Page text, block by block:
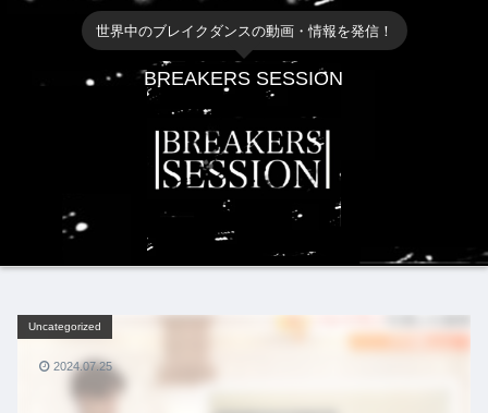
世界中のブレイクダンスの動画・情報を発信！
BREAKERS SESSION
Uncategorized
2024.07.25